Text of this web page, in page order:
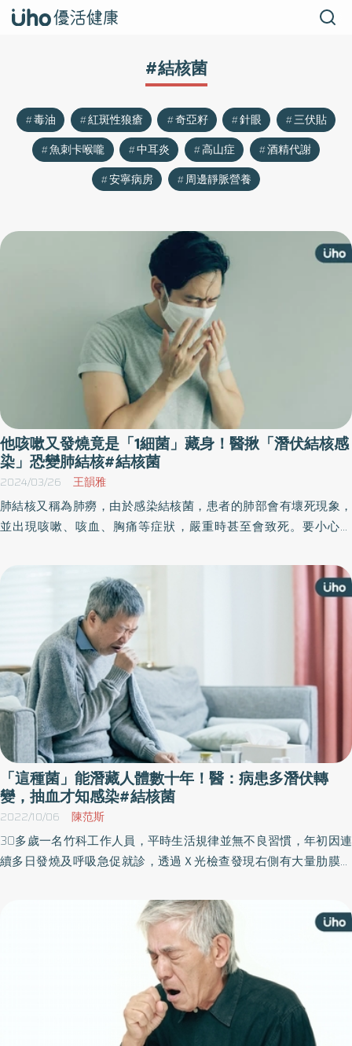
#結核菌
毒油 紅斑性狼瘡 奇亞籽 針眼
三伏貼
魚刺卡喉嚨
中耳炎 高山症
酒精代謝
安寧病房
周邊靜脈營養
他咳嗽又發燒竟是「1細菌」藏身！醫揪「潛伏結核感
染」恐變肺結核#結核菌
2024/03/26 王韻雅
肺結核又稱為肺癆，由於感染結核菌，患者的肺部會有壞死現象，
並出現咳嗽、咳血、胸痛等症狀，嚴重時甚至會致死。要小心的
時可控制不發病，這種平衡的狀態稱之為「潛伏結核感染」，受到
感染後一生中約有5～10%機會發病⋯
「這種菌」能潛藏人體數十年！醫：病患多潛伏轉
變，抽血才知感染#結核菌
2022/10/06 陳范斯
30多歲一名竹科工作人員，平時生活規律並無不良習慣，年初因連
續多日發燒及呼吸急促就診，透過Ｘ光檢查發現右側有大量肋膜積
核性肋膜炎」，同住雙親也有「潛伏性結核」感染。